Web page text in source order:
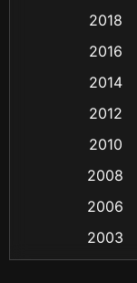
2018
2016
2014
2012
2010
2008
2006
2003